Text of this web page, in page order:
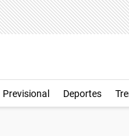
Previsional Deportes